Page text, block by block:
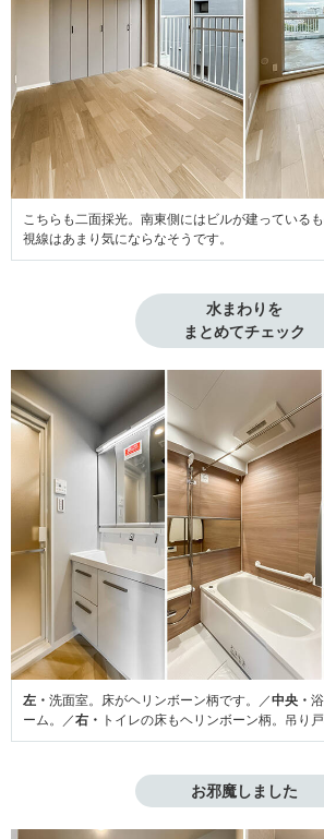
こちらも二面採光。南東側にはビルが建っている
視線はあまり気にならなそうです。
水まわりを
まとめてチェック
左・ 洗面室。床がヘリンボーン柄です。／中央・
ーム。／右・ トイレの床もヘリンボーン柄。吊り戸
お邪魔しました